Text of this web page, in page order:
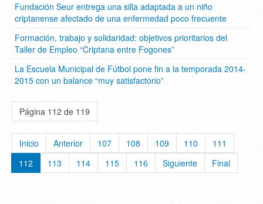
Fundación Seur entrega una silla adaptada a un niño
criptanense afectado de una enfermedad poco frecuente
Formación, trabajo y solidaridad: objetivos prioritarios del
Taller de Empleo “Criptana entre Fogones”
La Escuela Municipal de Fútbol pone fin a la temporada 2014-
2015 con un balance “muy satisfactorio”
Página 112 de 119
Inicio Anterior 107 108 109 110
111
112
113 114 115 116 Siguiente Final